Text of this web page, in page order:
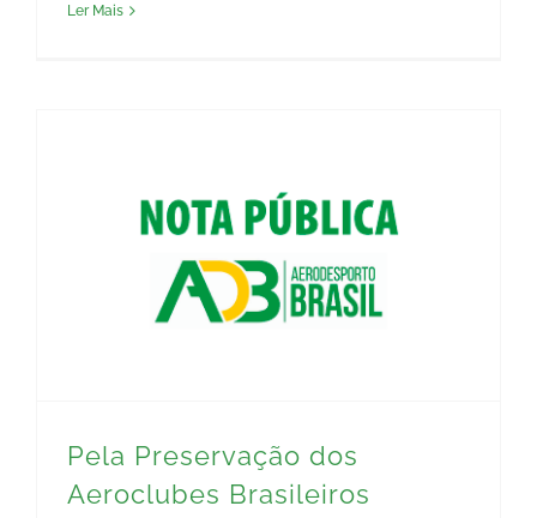
Ler Mais
Pela Preservação dos
Aeroclubes Brasileiros